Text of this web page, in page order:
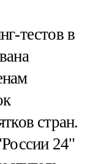
тестов в
стран.
24"